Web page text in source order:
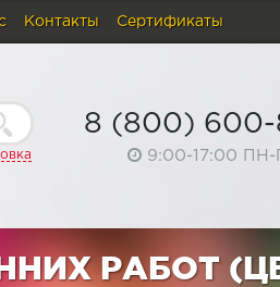
Контакты Сертификаты
8 (800) 600-
9:00-17:00 ПН-
РАБОТ